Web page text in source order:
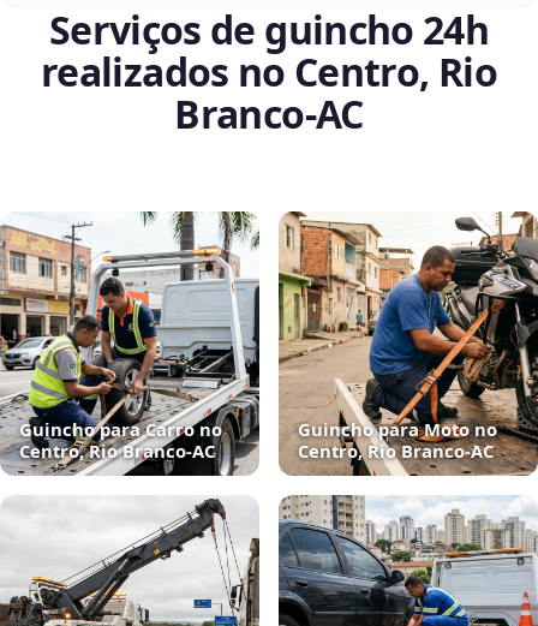
Serviços de guincho 24h
realizados no Centro, Rio
Branco‑AC
Guincho para Carro no
Centro, Rio Branco‑AC
Guincho para Moto no
Centro, Rio Branco‑AC